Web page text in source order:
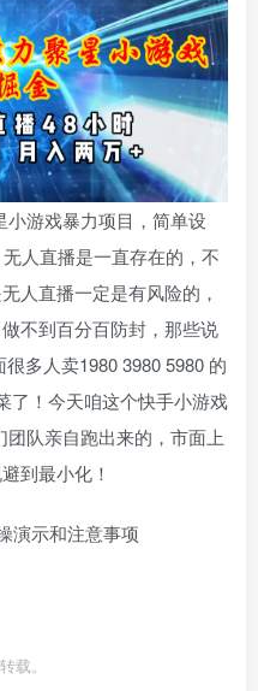
小游戏暴力项目，简单设
人直播是一直存在的，不
人直播一定是有风险的，
不到百分百防封，那些说
多人卖1980 3980 5980 的
了！今天咱这个快手小游戏
队亲自跑出来的，市面上
到最小化！
演示和注意事项
载。